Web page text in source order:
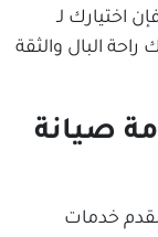
اختيارك لـ
البال والثقة
صيانة
خدمات